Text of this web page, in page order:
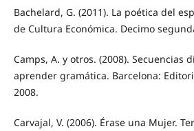
Bachelard, G. (2011). La poética del
de Cultura Económica. Decimo
Camps, A. y otros. (2008). Secuencias
aprender gramática. Barcelona:
2008.
Carvajal, V. (2006). Érase una Mujer.